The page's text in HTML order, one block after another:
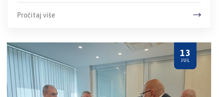
Pročitaj više
13
JUL